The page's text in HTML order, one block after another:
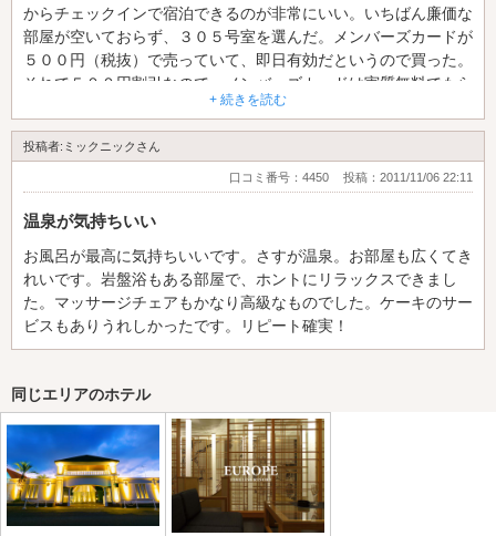
からチェックインで宿泊できるのが非常にいい。いちばん廉価な
部屋が空いておらず、３０５号室を選んだ。メンバーズカードが
５００円（税抜）で売っていて、即日有効だというので買った。
それで５００円割引なので、メンバーズカードは実質無料でもら
える。きれいで清潔で広い部屋、大きなベッド、大きな浴室、大
きなテレビ… 家内ともども、設備には非常に満足した。サービ
スも、ウェルカムドリンクが2人分いただけ、さらに缶ジュース
も2缶サービス。さらに、朝食まで無料サービスつきと、いたれ
に何度も入れるのがいい。バスタブが２人で入れるような大きな
サイズだったら、なおいいと思った。「暗い」というご意見があ
ったが、エレベータの中のことだろうか。あれは、白い服が光っ
て輝くような特殊な照明になっているので、わざと暗くしてある
のだろう。一晩７３４０円也。決して格安とはいえないが、サー
ビスがよく、ホテルの方々の対応も迅速丁寧、そしてなにより、
の宿泊には一押しのホテルだと思う。
+ 続きを読む
投稿者:ミックニックさん
口コミ番号：4450 投稿：2011/11/06 22:11
温泉が気持ちいい
お風呂が最高に気持ちいいです。さすが温泉。お部屋も広くてき
れいです。岩盤浴もある部屋で、ホントにリラックスできまし
た。マッサージチェアもかなり高級なものでした。ケーキのサー
ビスもありうれしかったです。リピート確実！
同じエリアのホテル